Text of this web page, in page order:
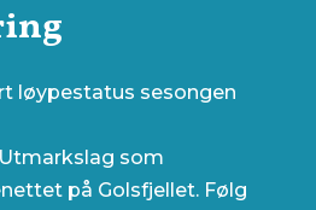
løypestatus sesongen
som
på Golsfjellet. Følg